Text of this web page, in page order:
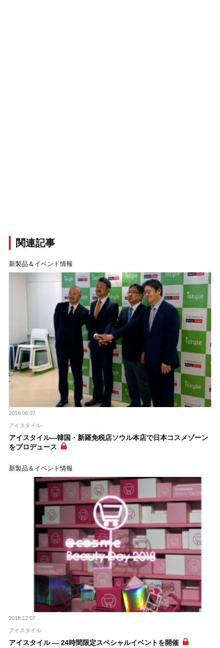
関連記事
新製品＆イベント情報
2018.06.07
アイスタイル
アイスタイル―韓国・新羅免税店ソウル本店で日本コスメゾーン
をプロデュース
新製品＆イベント情報
2018.12.07
アイスタイル
アイスタイル ― 24時間限定スペシャルイベントを開催